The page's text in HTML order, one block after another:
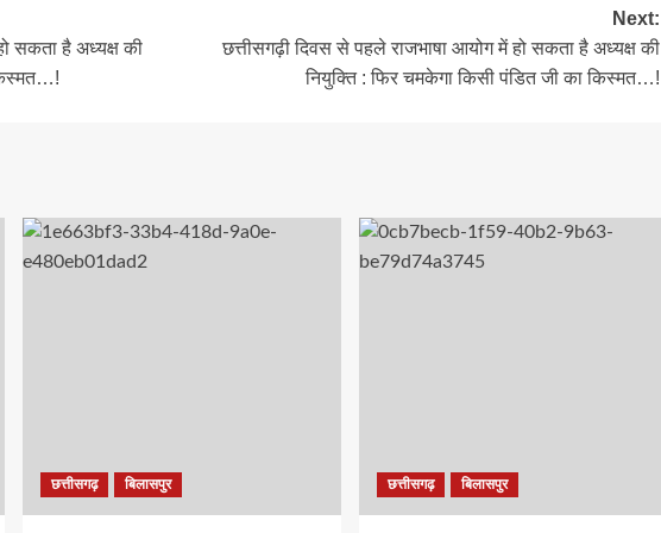
सकता है अध्यक्ष की
Next:
छत्तीसगढ़ी दिवस से पहले राजभाषा आयोग में हो सकता है अध्यक्ष की
नियुक्ति : फिर चमकेगा किसी पंडित जी का किस्मत…!
छत्तीसगढ़ बिलासपुर छत्तीसगढ़ बिलासपुर